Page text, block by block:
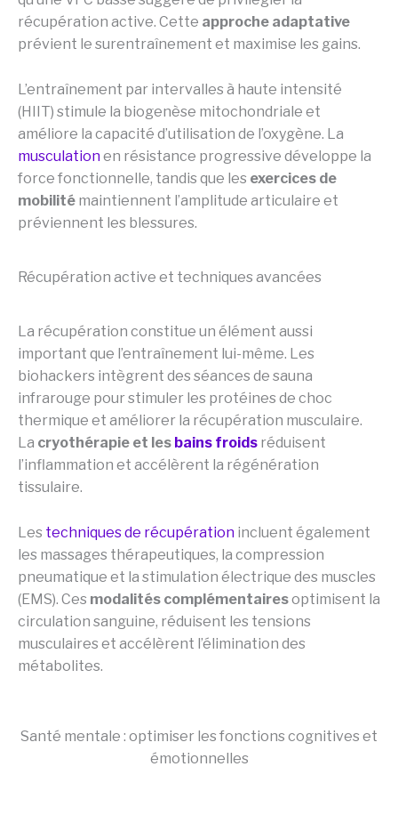
récupération active. Cette approche adaptative
prévient le surentraînement et maximise les gains.
L’entraînement par intervalles à haute intensité
(HIIT) stimule la biogenèse mitochondriale et
améliore la capacité d’utilisation de l’oxygène. La
musculationen résistance progressive développe la
force fonctionnelle, tandis que les exercices de
mobilité maintiennent l’amplitude articulaire et
préviennent les blessures.
Récupération active et techniques avancées
La récupération constitue un élément aussi
important que l’entraînement lui-même. Les
biohackers intègrent des séances de sauna
infrarouge pour stimuler les protéines de choc
thermique et améliorer la récupération musculaire.
La cryothérapie et les bains froids réduisent
l’inflammation et accélèrent la régénération
tissulaire.
Les techniques de récupération incluent également
les massages thérapeutiques, la compression
pneumatique et la stimulation électrique des muscles
(EMS). Ces modalités complémentairesoptimisent la
circulation sanguine, réduisent les tensions
musculaires et accélèrent l’élimination des
métabolites.
Santé mentale : optimiser les fonctions cognitives et
émotionnelles